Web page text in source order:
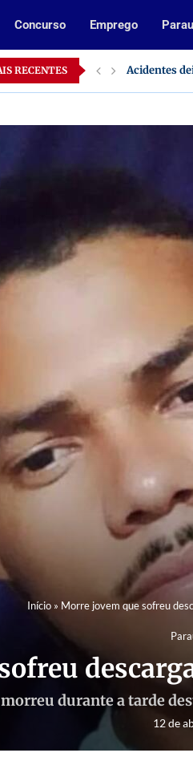
Concurso Emprego
RECENTES
Acidentes
Inscrições
Início » Morre jovem que sofreu
durante a tarde
12 de